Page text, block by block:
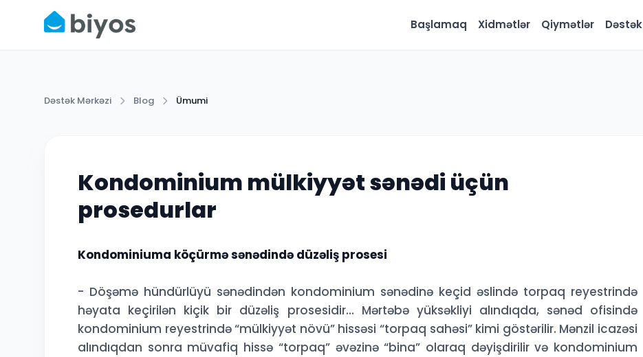
Başlamaq Xidmətlər Qiymətlər Dəstək
Dəstək Mərkəzi Blog Ümumi
Kondominium mülkiyyət sənədi üçün
prosedurlar
Kondominiuma köçürmə sənədində düzəliş prosesi
- Döşəmə hündürlüyü sənədindən kondominium sənədinə keçid əslində torpaq reyestrində
həyata keçirilən kiçik bir düzəliş prosesidir... Mərtəbə yüksəkliyi alındıqda, sənəd ofisində
kondominium reyestrində “mülkiyyət növü” hissəsi “torpaq sahəsi” kimi göstərilir. Mənzil icazəsi
alındıqdan sonra müvafiq hissə “torpaq” əvəzinə “bina” olaraq dəyişdirilir və kondominium